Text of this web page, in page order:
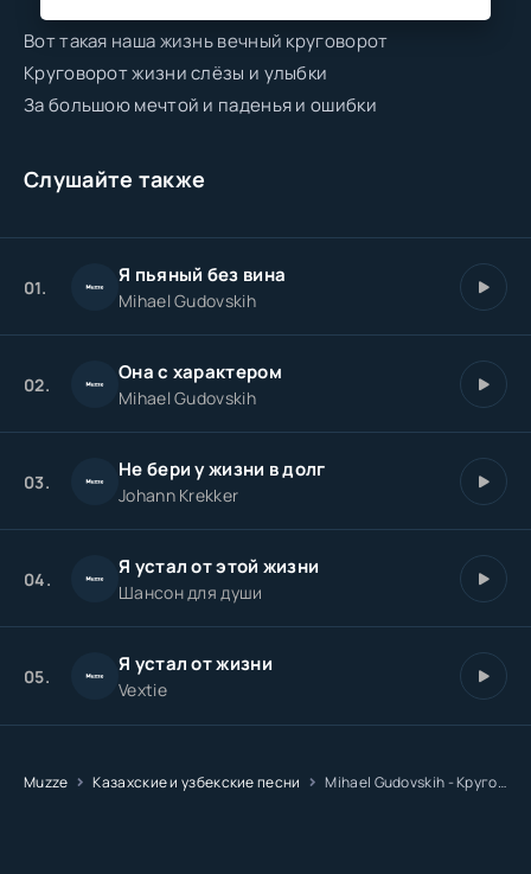
Вот такая наша жизнь вечный круговорот
Круговорот жизни слёзы и улыбки
За большою мечтой и паденья и ошибки
Слушайте также
01. Я пьяный без вина
Mihael Gudovskih
02. Она с характером
Mihael Gudovskih
03. Не бери у жизни в долг
Johann Krekker
04. Я устал от этой жизни
Шансон для души
05. Я устал от жизни
Vextie
Muzze Казахские и узбекские песни Mihael Gudovskih - Круговорот жизни